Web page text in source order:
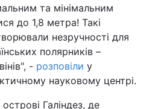
та мінімальним
до 1,8 метра! Такі
незручності для
полярників –
- розповіли у
науковому центрі.
Галіндез, де